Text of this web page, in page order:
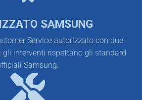
SAMSUNG
Service autorizzato con due
gli interventi rispettano gli standard
Samsung.